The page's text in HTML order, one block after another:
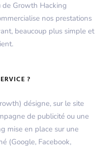
Growth Hacking
nos prestations
beaucoup plus simple et
?
désigne, sur le site
de publicité ou une
mise en place sur une
(Google, Facebook,